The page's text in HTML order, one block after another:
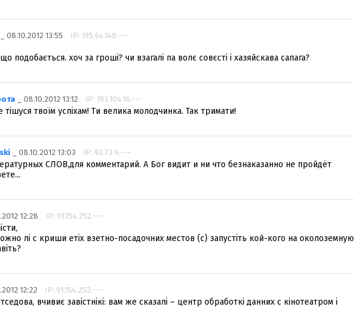
_ 08.10.2012 13:55 IP: 195.64.148.---
подобається. хоч за гроші? чи взагалі па волє совєсті і хазяйскава сапага?
_ 08.10.2012 13:12 IP: 193.104.16.---
тішуся твоїм успіхам! Ти велика молодчинка. Так тримати!
_ 08.10.2012 13:03 IP: 93.73.9.---
СЛОВ,для комментарий. А Бог видит и ни что безнаказанно не пройдёт
12:28 IP: 91.154.252.---
лі с криши етіх взетно-посадочних местов (с) запустіть кой-кого на околоземную
12:22 IP: 91.154.252.---
вчивиє завістнікі: вам же сказалі – центр обработкі данних с кінотеатром і